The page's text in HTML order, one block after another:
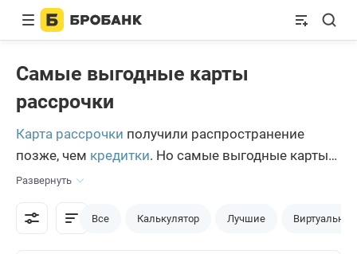
Самые выгодные карты
рассрочки
Карта рассрочки получили распространение
позже, чем кредитки. Но самые выгодные карты
рассрочки, которые пользуются высоким
спросом, плотно заняли свою нишу на рынке.
Чтобы сделать правильный выбор и не
Развернуть
Все Калькулятор Лучшие Виртуальные